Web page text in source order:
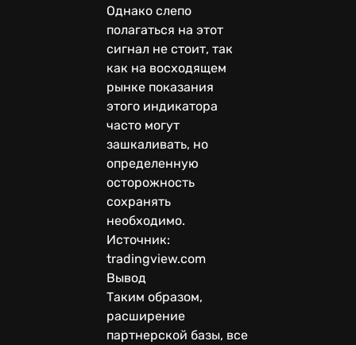
Однако слепо
полагаться на этот
сигнал не стоит, так
как на восходящем
рынке показания
этого индикатора
часто могут
зашкаливать, но
определенную
осторожность
сохранять
необходимо.
Источник:
tradingview.com
Вывод
Таким образом,
расширение
партнерской базы, все